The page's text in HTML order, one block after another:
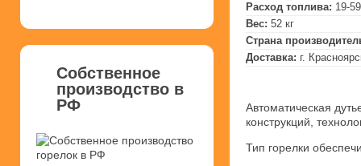
Расход топлива: 19-
Вес: 52 кг
Страна
Доставка: г.
Автоматическая
конструкций,
Тип горелки
Собственное
производство в
РФ